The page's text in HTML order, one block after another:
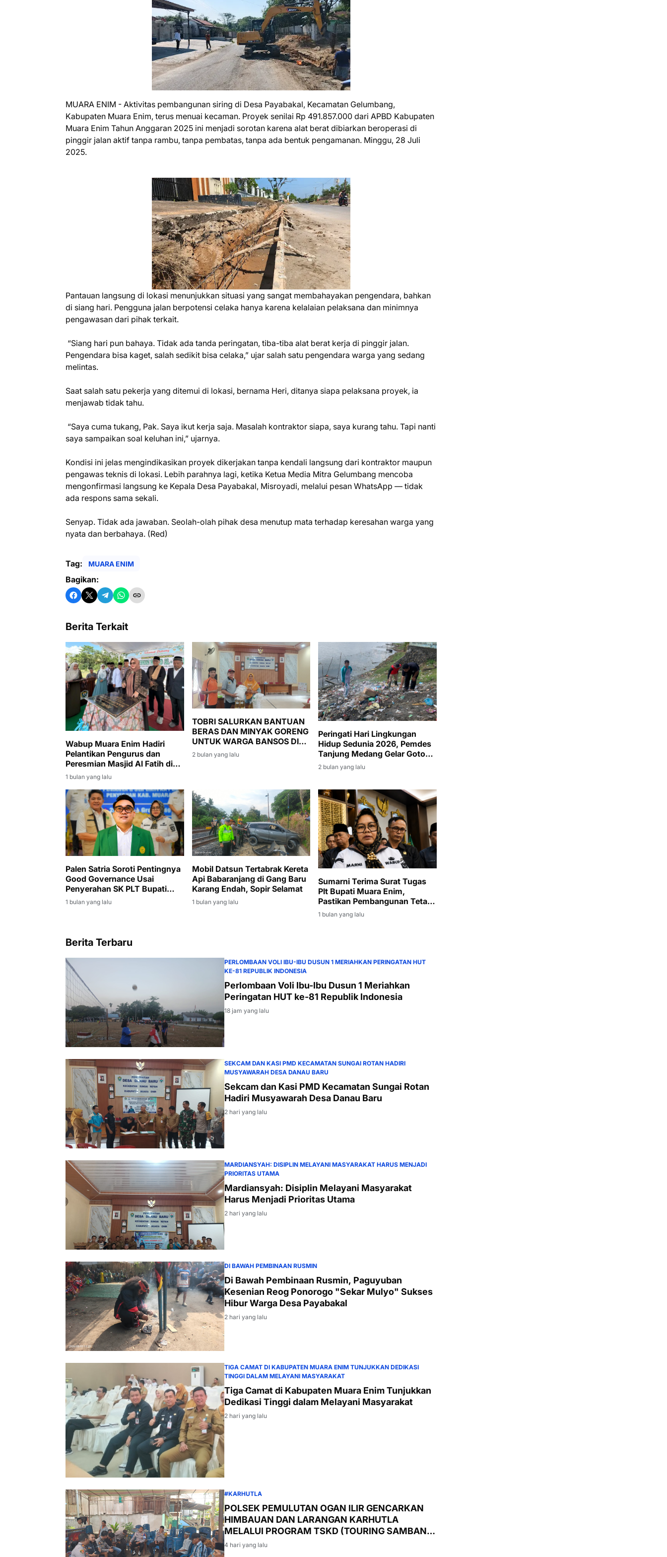
‎MUARA ENIM - Aktivitas pembangunan siring di Desa Payabakal, Kecamatan Gelumbang,
Kabupaten Muara Enim, terus menuai kecaman. Proyek senilai Rp 491.857.000 dari APBD Kabupaten
Muara Enim Tahun Anggaran 2025 ini menjadi sorotan karena alat berat dibiarkan beroperasi di
pinggir jalan aktif tanpa rambu, tanpa pembatas, tanpa ada bentuk pengamanan. Minggu, 28 Juli
2025.
‎Pantauan langsung di lokasi menunjukkan situasi yang sangat membahayakan pengendara, bahkan
di siang hari. Pengguna jalan berpotensi celaka hanya karena kelalaian pelaksana dan minimnya
pengawasan dari pihak terkait.
‎ “Siang hari pun bahaya. Tidak ada tanda peringatan, tiba-tiba alat berat kerja di pinggir jalan.
Pengendara bisa kaget, salah sedikit bisa celaka,” ujar salah satu pengendara warga yang sedang
melintas.
‎Saat salah satu pekerja yang ditemui di lokasi, bernama Heri, ditanya siapa pelaksana proyek, ia
menjawab tidak tahu.
‎ “Saya cuma tukang, Pak. Saya ikut kerja saja. Masalah kontraktor siapa, saya kurang tahu. Tapi nanti
saya sampaikan soal keluhan ini,” ujarnya.
‎Kondisi ini jelas mengindikasikan proyek dikerjakan tanpa kendali langsung dari kontraktor maupun
pengawas teknis di lokasi. Lebih parahnya lagi, ketika Ketua Media Mitra Gelumbang mencoba
mengonfirmasi langsung ke Kepala Desa Payabakal, Misroyadi, melalui pesan WhatsApp — tidak
ada respons sama sekali.
‎Senyap. Tidak ada jawaban. Seolah-olah pihak desa menutup mata terhadap keresahan warga yang
nyata dan berbahaya. (Red)
Tag: MUARA ENIM
Bagikan:
Berita Terkait
Wabup Muara Enim Hadiri
Pelantikan Pengurus dan
Peresmian Masjid Al Fatih di
Lubuk Ampelas
1 bulan yang lalu
TOBRI SALURKAN BANTUAN
BERAS DAN MINYAK GORENG
UNTUK WARGA BANSOS DI
DESA DANAU BARU
2 bulan yang lalu
Peringati Hari Lingkungan
Hidup Sedunia 2026, Pemdes
Tanjung Medang Gelar Gotong
Royong Massal
2 bulan yang lalu
Palen Satria Soroti Pentingnya
Good Governance Usai
Penyerahan SK PLT Bupati
Muara Enim kepada Sumarni
1 bulan yang lalu
Mobil Datsun Tertabrak Kereta
Api Babaranjang di Gang Baru
Karang Endah, Sopir Selamat
1 bulan yang lalu
Sumarni Terima Surat Tugas
Plt Bupati Muara Enim,
Pastikan Pembangunan Tetap
Berjalan
1 bulan yang lalu
Berita Terbaru
PERLOMBAAN VOLI IBU-IBU DUSUN 1 MERIAHKAN PERINGATAN HUT
KE-81 REPUBLIK INDONESIA
Perlombaan Voli Ibu-Ibu Dusun 1 Meriahkan
Peringatan HUT ke-81 Republik Indonesia
18 jam yang lalu
SEKCAM DAN KASI PMD KECAMATAN SUNGAI ROTAN HADIRI
MUSYAWARAH DESA DANAU BARU
Sekcam dan Kasi PMD Kecamatan Sungai Rotan
Hadiri Musyawarah Desa Danau Baru
2 hari yang lalu
MARDIANSYAH: DISIPLIN MELAYANI MASYARAKAT HARUS MENJADI
PRIORITAS UTAMA
Mardiansyah: Disiplin Melayani Masyarakat
Harus Menjadi Prioritas Utama
2 hari yang lalu
DI BAWAH PEMBINAAN RUSMIN
Di Bawah Pembinaan Rusmin, Paguyuban
Kesenian Reog Ponorogo "Sekar Mulyo" Sukses
Hibur Warga Desa Payabakal
2 hari yang lalu
TIGA CAMAT DI KABUPATEN MUARA ENIM TUNJUKKAN DEDIKASI
TINGGI DALAM MELAYANI MASYARAKAT
Tiga Camat di Kabupaten Muara Enim Tunjukkan
Dedikasi Tinggi dalam Melayani Masyarakat
2 hari yang lalu
#KARHUTLA
POLSEK PEMULUTAN OGAN ILIR GENCARKAN
HIMBAUAN DAN LARANGAN KARHUTLA
MELALUI PROGRAM TSKD (TOURING SAMBANG
KE DESA-DESA
4 hari yang lalu